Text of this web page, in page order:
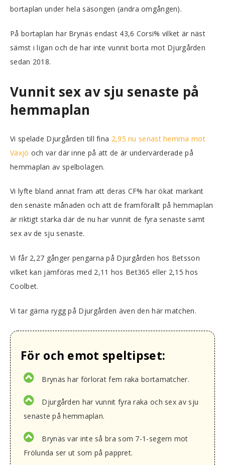
bortaplan under hela säsongen (andra omgången).
På bortaplan har Brynäs endast 43,6 Corsi% vilket är näst
sämst i ligan och de har inte vunnit borta mot Djurgården
sedan 2018.
Vunnit sex av sju senaste på
hemmaplan
Vi spelade Djurgården till fina 2,95 nu senast hemma mot
Växjö och var där inne på att de är undervärderade på
hemmaplan av spelbolagen.
Vi lyfte bland annat fram att deras CF% har ökat markant
den senaste månaden och att de framförallt på hemmaplan
är riktigt starka där de nu har vunnit de fyra senaste samt
sex av de sju senaste.
Vi får 2,27 gånger pengarna på Djurgården hos Betsson
vilket kan jämföras med 2,11 hos Bet365 eller 2,15 hos
Coolbet.
Vi tar gärna rygg på Djurgården även den här matchen.
För och emot speltipset:
Brynäs har förlorat fem raka bortamatcher.
Djurgården har vunnit fyra raka och sex av sju
senaste på hemmaplan.
Brynäs var inte så bra som 7-1-segern mot
Frölunda ser ut som på pappret.